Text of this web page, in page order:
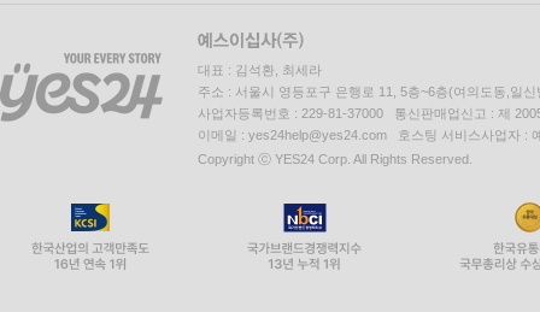
대표 : 김석환, 최세라
주소 : 서울시 영등포구 은행로 11, 5층~6층(여의도동,일신
사업자등록번호 : 229-81-37000 통신판매업신고 : 제
이메일 : yes24help@yes24.com 호스팅 서비스사업자 :
Copyright ⓒ YES24 Corp. All Rights Reserved.